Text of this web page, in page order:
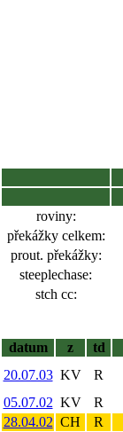
roviny:
překážky celkem:
prout. překážky:
steeplechase:
stch cc:
datum
z td
20.07.03 KV R
05.07.02 KV R
28.04.02 CH R